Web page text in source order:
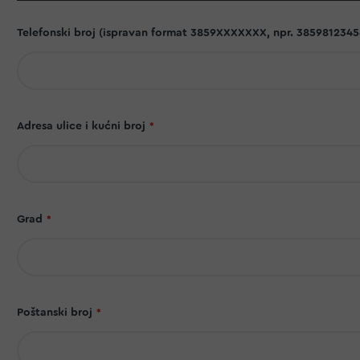
Telefonski broj (ispravan format 3859XXXXXXX, npr.
Adresa ulice i kućni broj
Grad
Poštanski broj